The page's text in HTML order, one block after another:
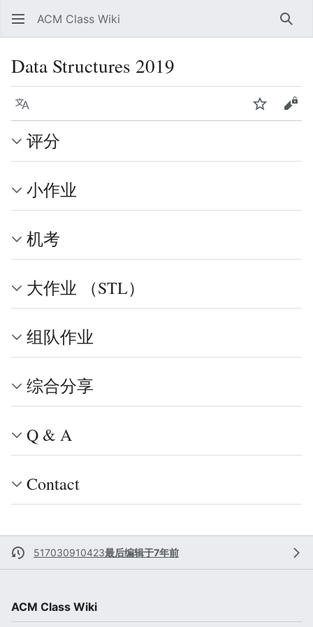
ACM Class Wiki 搜索
Data Structures 2019
语言 监视 查
评分
小作业
机考
大作业 （STL）
组队作业
综合分享
Q & A
Contact
517030910423最后编辑于7年前
ACM Class Wiki